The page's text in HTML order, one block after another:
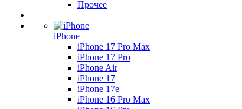
Прочее
iPhone
iPhone 17 Pro Max
iPhone 17 Pro
iPhone Air
iPhone 17
iPhone 17e
iPhone 16 Pro Max